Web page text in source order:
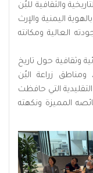
والثقافية للبُن
اليمنية والإرث
العالية ومكانته
وثقافية حول تاريخ
ومناطق زراعة البُن
التي حافظت
المميزة ونكهته